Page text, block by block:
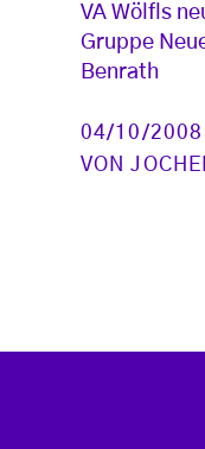
VA Wölfls
Gruppe
Benrath
04/10/2008
VON